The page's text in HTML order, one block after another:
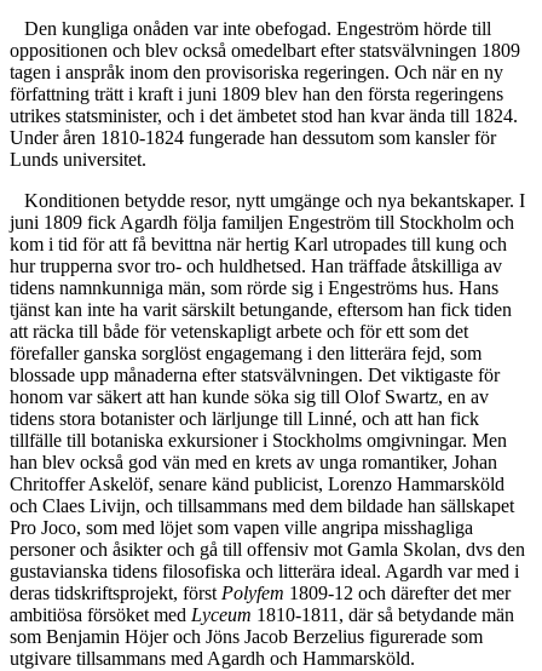
Den kungliga onåden var inte obefogad. Engeström hörde till
oppositionen och blev också omedelbart efter statsvälvningen 1809
tagen i anspråk inom den provisoriska regeringen. Och när en ny
författning trätt i kraft i juni 1809 blev han den första regeringens
utrikes statsminister, och i det ämbetet stod han kvar ända till 1824.
Under åren 1810-1824 fungerade han dessutom som kansler för
Lunds universitet.
Konditionen betydde resor, nytt umgänge och nya bekantskaper. I
juni 1809 fick Agardh följa familjen Engeström till Stockholm och
kom i tid för att få bevittna när hertig Karl utropades till kung och
hur trupperna svor tro- och huldhetsed. Han träffade åtskilliga av
tidens namnkunniga män, som rörde sig i Engeströms hus. Hans
tjänst kan inte ha varit särskilt betungande, eftersom han fick tiden
att räcka till både för vetenskapligt arbete och för ett som det
förefaller ganska sorglöst engagemang i den litterära fejd, som
blossade upp månaderna efter statsvälvningen. Det viktigaste för
honom var säkert att han kunde söka sig till Olof Swartz, en av
tidens stora botanister och lärljunge till Linné, och att han fick
tillfälle till botaniska exkursioner i Stockholms omgivningar. Men
han blev också god vän med en krets av unga romantiker, Johan
Chritoffer Askelöf, senare känd publicist, Lorenzo Hammarsköld
och Claes Livijn, och tillsammans med dem bildade han sällskapet
Pro Joco, som med löjet som vapen ville angripa misshagliga
personer och åsikter och gå till offensiv mot Gamla Skolan, dvs den
gustavianska tidens filosofiska och litterära ideal. Agardh var med i
deras tidskriftsprojekt, förstPolyfem 1809-12 och därefter det mer
ambitiösa försöket med Lyceum 1810-1811, där så betydande män
som Benjamin Höjer och Jöns Jacob Berzelius figurerade som
utgivare tillsammans med Agardh och Hammarsköld.